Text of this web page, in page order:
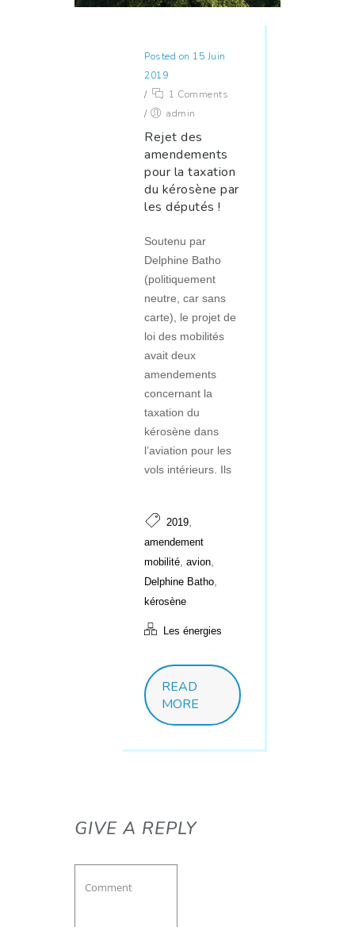
Posted on 15 Juin
2019
/
1 Comments
/
admin
Rejet des
amendements
pour la taxation
du kérosène par
les députés !
Soutenu par
Delphine Batho
(politiquement
neutre, car sans
carte), le projet de
loi des mobilités
avait deux
amendements
concernant la
taxation du
kérosène dans
l’aviation pour les
vols intérieurs. Ils
2019
amendement
mobilité avion
Delphine Batho
kérosène
Les énergies
READ
MORE
GIVE A REPLY